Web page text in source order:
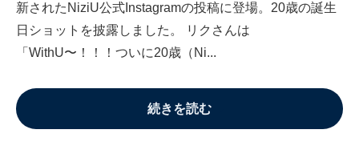
新されたNiziU公式Instagramの投稿に登場。20歳の誕生
日ショットを披露しました。 リクさんは
「WithU〜！！！ついに20歳（Ni...
続きを読む